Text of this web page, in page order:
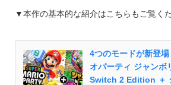
▼本作の基本的な紹介はこちらもご覧く
4つのモードが新登
オパーティ ジャン
Switch 2 Edition ＋